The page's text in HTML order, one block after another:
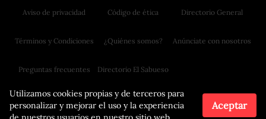
Utilizamos cookies propias y de terceros para
personalizar y mejorar el uso y la experiencia
Aceptar
Aviso de privacidad
Términos y Condiciones
Preguntas frecuentes
Código de ética
¿Quiénes somos?
Directorio El Sabueso
Directorio General
Anúnciate con nosotros